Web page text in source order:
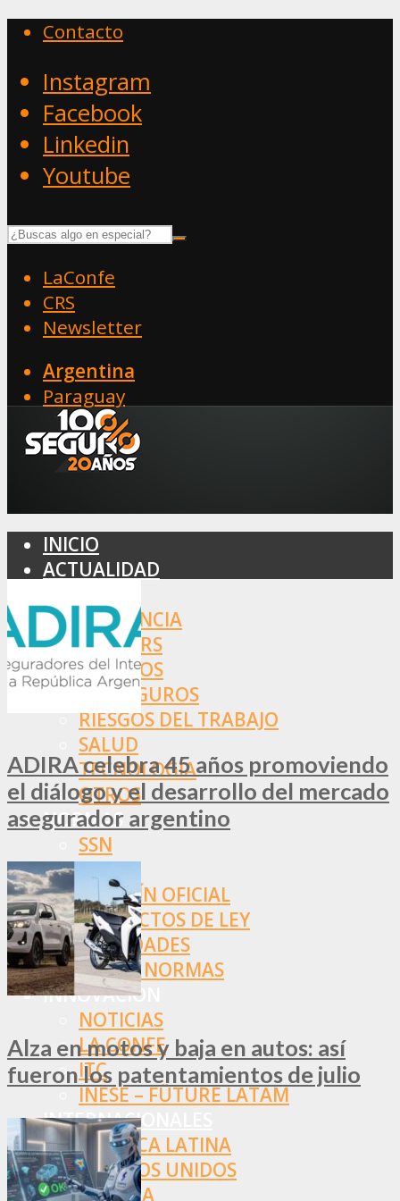
Contacto
Instagram
Facebook
Linkedin
Youtube
LaConfe
CRS
Newsletter
Argentina
Paraguay
INICIO
ACTUALIDAD
ASISTENCIA
BROKERS
SEGUROS
REASEGUROS
RIESGOS DEL TRABAJO
SALUD
TECNOLOGÍA
OTROS
NORMAS
SSN
SRT
BOLETÍN OFICIAL
PROYECTOS DE LEY
SOCIEDADES
OTRAS NORMAS
INNOVACIÓN
NOTICIAS
LA CONFE
ITC
INESE – FÜTURE LATAM
INTERNACIONALES
AMÉRICA LATINA
ESTADOS UNIDOS
EUROPA
ADIRA celebra 45 años promoviendo
el diálogo y el desarrollo del mercado
asegurador argentino
Alza en motos y baja en autos: así
fueron los patentamientos de julio